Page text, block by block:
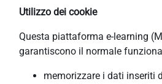
Utilizzo dei cookie
Questa piattaforma e-learning
garantiscono il normale
memorizzare i dati inseriti